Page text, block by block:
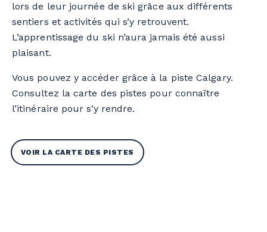
lors de leur journée de ski grâce aux différents
sentiers et activités qui s’y retrouvent.
L’apprentissage du ski n’aura jamais été aussi
plaisant.
Vous pouvez y accéder grâce à la piste Calgary.
Consultez la carte des pistes pour connaître
l’itinéraire pour s’y rendre.
VOIR LA CARTE DES PISTES